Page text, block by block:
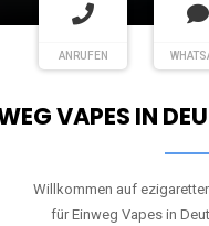
ANRUFEN
VAPES IN
Willkommen auf
für Einweg Vapes in